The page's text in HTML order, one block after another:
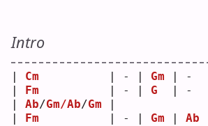
Intro
Cm
          | - |
Gm | -  |
Fm
          | - |
G
  | -  |
Ab/Gm/Ab/Gm
Fm
          | - |
Gm Ab